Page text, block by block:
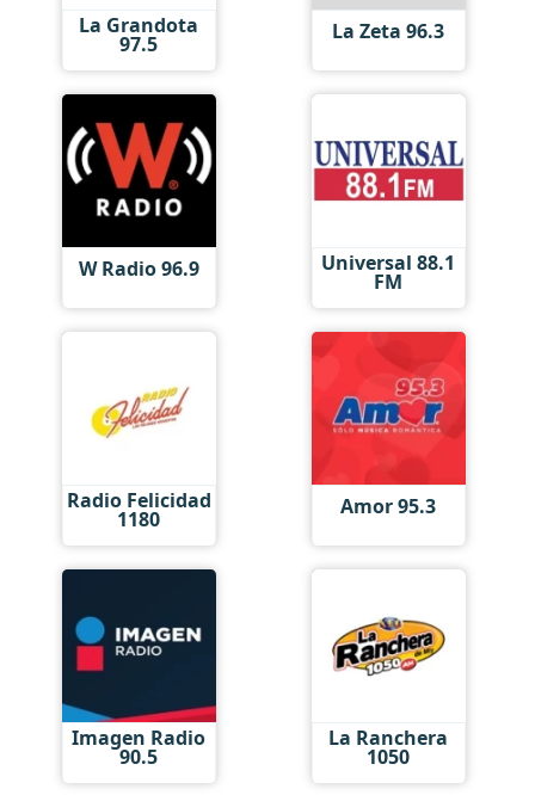
La Grandota
97.5 La Zeta 96.3
W Radio 96.9 Universal 88.1
FM
Radio Felicidad
1180 Amor 95.3
Imagen Radio
90.5
La Ranchera
1050